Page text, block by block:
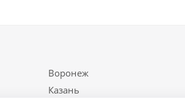
Воронеж
Казань